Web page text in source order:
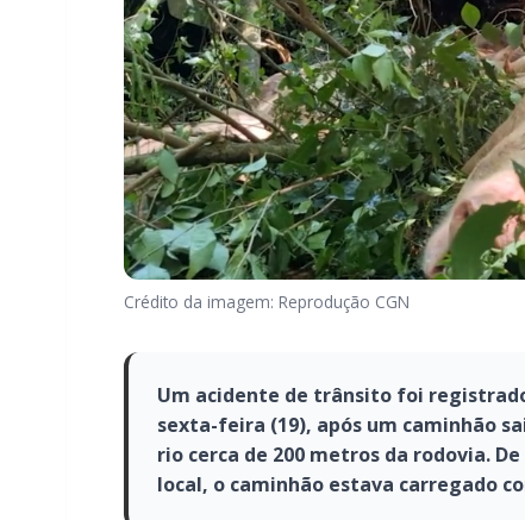
Crédito da imagem: Reprodução CGN
Um acidente de trânsito foi
sexta-feira (19), após um caminhão
rio cerca de 200 metros da rodovia.
local, o caminhão estava carregado